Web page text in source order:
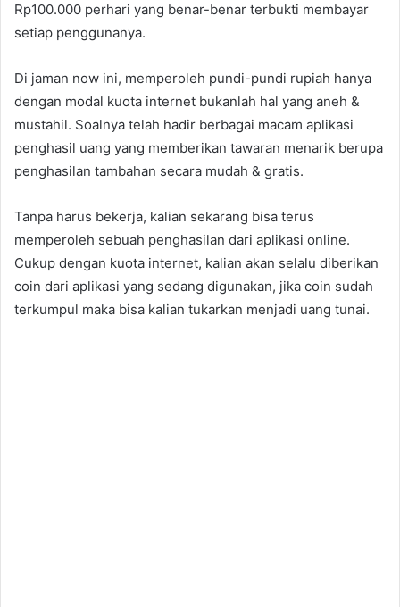
Rp100.000 perhari yang benar-benar terbukti membayar
setiap penggunanya.
Di jaman now ini, memperoleh pundi-pundi rupiah hanya
dengan modal kuota internet bukanlah hal yang aneh &
mustahil. Soalnya telah hadir berbagai macam aplikasi
penghasil uang yang memberikan tawaran menarik berupa
penghasilan tambahan secara mudah & gratis.
Tanpa harus bekerja, kalian sekarang bisa terus
memperoleh sebuah penghasilan dari aplikasi online.
Cukup dengan kuota internet, kalian akan selalu diberikan
coin dari aplikasi yang sedang digunakan, jika coin sudah
terkumpul maka bisa kalian tukarkan menjadi uang tunai.